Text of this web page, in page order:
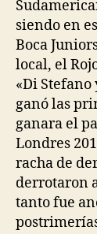
siendo en
Boca
local, el
«Di Stefano
ganó las
ganara el
Londres
racha de
derrotaron
tanto fue